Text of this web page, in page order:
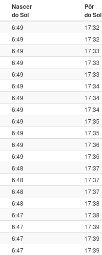
Nascer
do Sol
Pôr
do Sol
6:49
17:32
6:49
17:32
6:49
17:33
6:49
17:33
6:49
17:33
6:49
17:34
6:49
17:34
6:49
17:34
6:49
17:35
6:49
17:35
6:49
17:36
6:49
17:36
6:48
17:37
6:48
17:37
6:48
17:37
6:48
17:38
6:47
17:38
6:47
17:39
6:47
17:39
6:47
17:39